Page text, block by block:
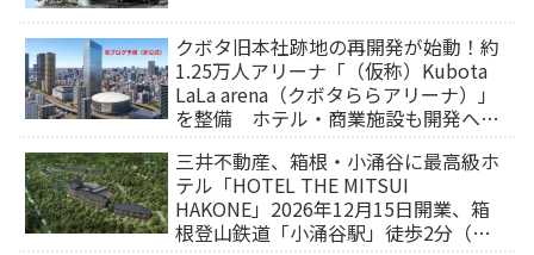
クボタ旧本社跡地の再開発が始動！約
1.25万人アリーナ「（仮称）Kubota
LaLa arena（クボタららアリーナ）」
を整備 ホテル・商業施設も開発へ
三井不動産、箱根・小涌谷に最高級ホ
テル「HOTEL THE MITSUI
HAKONE」2026年12月15日開業、箱
根登山鉄道「小涌谷駅」徒歩2分（旅